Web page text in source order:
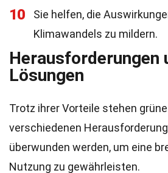
10
Sie helfen, die
Klimawandels zu mildern.
Herausforderungen
Lösungen
Trotz ihrer Vorteile stehen
verschiedenen
überwunden werden, um eine
Nutzung zu gewährleisten.